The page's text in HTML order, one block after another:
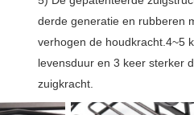
derde generatie en rubberen
verhogen de houdkracht.4~5
levensduur en 3 keer sterker
zuigkracht.